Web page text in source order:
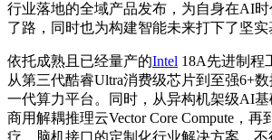
行业落地的全域产品发布，为自身在AI
了路，同时也为构建智能未来打下了坚实
依托成熟且已经量产的Intel 18A先进制程
从第三代酷睿Ultra消费级芯片到至强6+
一代算力平台。同时，从异构机架级AI
商用解耦推理云Vector Core Compute，